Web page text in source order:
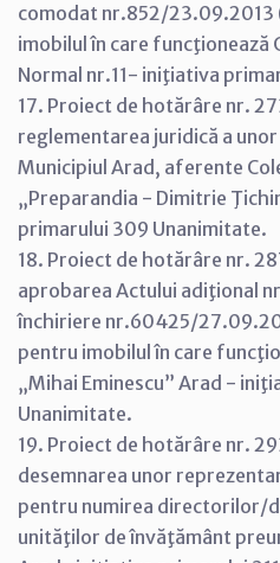
comodat nr.852/
imobilul în care funcţionează
Normal nr.11- iniţiativa
17. Proiect de hotărâre nr.
reglementarea juridică a
Municipiul Arad, aferente
„Preparandia - Dimitrie
primarului 309 Unanimitate.
18. Proiect de hotărâre nr.
aprobarea Actului adiţional
închiriere nr.60425/
pentru imobilul în care
„Mihai Eminescu” Arad -
Unanimitate.
19. Proiect de hotărâre nr.
desemnarea unor
pentru numirea directorilor/
unităţilor de învăţământ